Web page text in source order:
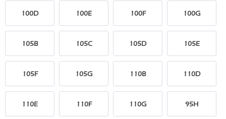
100D 100E 100F 100G
105B 105C 105D 105E
105F 105G 110B 110D
110E 110F 110G 95H